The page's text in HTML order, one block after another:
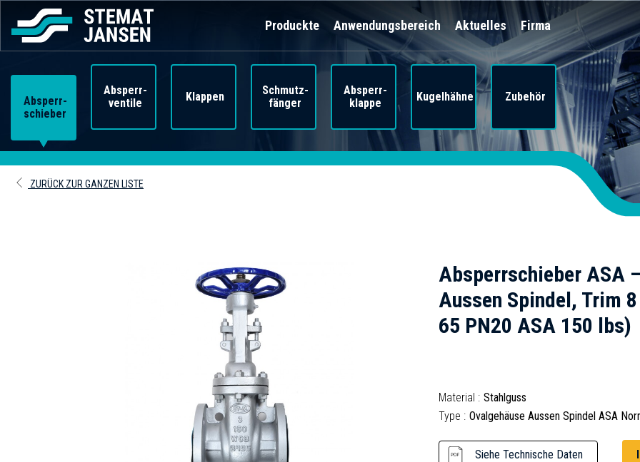
Produckte Anwendungsbereich Aktuelles Firma
Absperr-
schieber
Absperr-
ventile
Klappen
Schmutz-
fänger
Absperr-
klappe
Kugelhähne Zubehör
ZURÜCK ZUR GANZEN LISTE
Absperrschieber ASA
Aussen Spindel, Trim
65 PN20 ASA 150 lbs)
Material : Stahlguss
Type : Ovalgehäuse Aussen Spindel ASA
Siehe Technische Daten